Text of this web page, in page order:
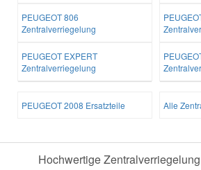
PEUGEOT 806
Zentralverriegelung
PEUGEOT EXPERT
Zentralverriegelung
PEUGEOT 2008 Ersatzteile Alle
Hochwertige